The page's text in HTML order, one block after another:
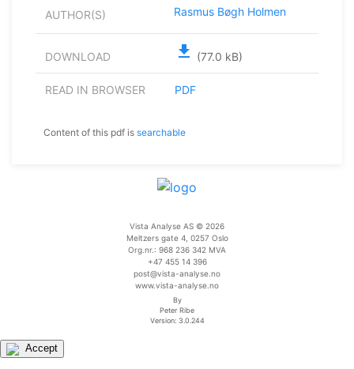
AUTHOR(S) Rasmus Bøgh Holmen
DOWNLOAD file_download (77.0 kB)
READ IN BROWSER PDF
Content of this pdf is searchable
Vista Analyse AS © 2026
Meltzers gate 4, 0257 Oslo
Org.nr.: 968 236 342 MVA
+47 455 14 396
post@vista-analyse.no
www.vista-analyse.no
By
Peter Ribe
Version: 3.0.244
Accept